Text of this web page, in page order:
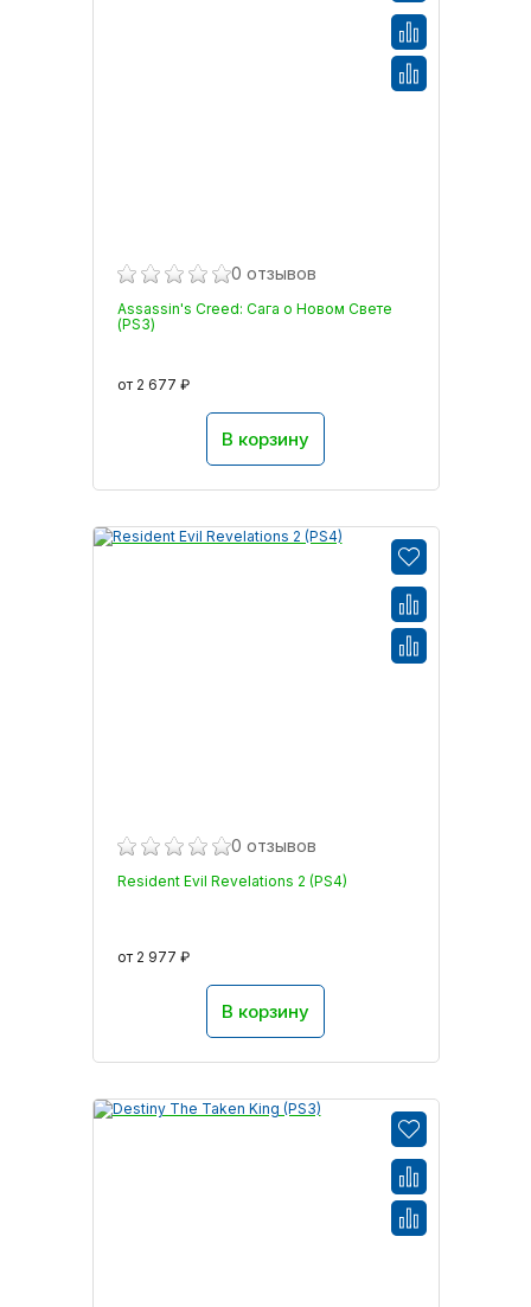
0 отзывов
Assassin's Creed: Сага о Новом Свете
(PS3)
от 2 677 ₽
В корзину
0 отзывов
Resident Evil Revelations 2 (PS4)
от 2 977 ₽
В корзину